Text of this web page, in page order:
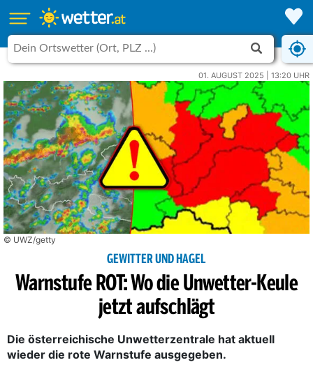
01. AUGUST 2025 | 13:20 UHR
© UWZ/getty
GEWITTER UND HAGEL
Warnstufe ROT: Wo die Unwetter-Keule
jetzt aufschlägt
Die österreichische Unwetterzentrale hat aktuell
wieder die rote Warnstufe ausgegeben.